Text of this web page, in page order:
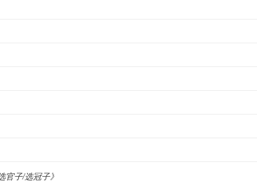
官子/选冠子》